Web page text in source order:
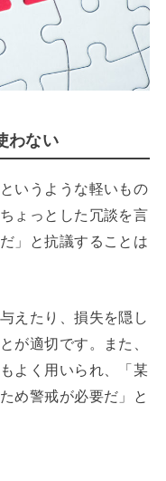
わない
いうような軽いもの
ょっとした冗談を言
」と抗議することは
えたり、損失を隠し
が適切です。また、
よく用いられ、「某
め警戒が必要だ」と